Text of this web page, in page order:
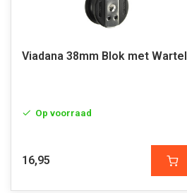
Viadana 38mm Blok met Wartel
Op voorraad
16,95